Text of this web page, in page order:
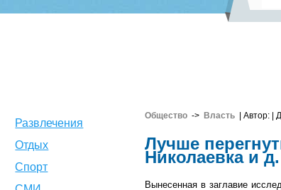
Развлечения
Отдых
Спорт
Общество -> Власть | Автор: |
Лучше
Николаевка и
Вынесенная в заглавие